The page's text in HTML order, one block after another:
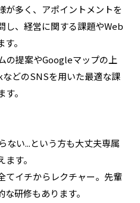
が多く、アポイントメントを
し、経営に関する課題やWeb
。
の提案やGoogleマップの上
どのSNSを用いた最適な課
。
ない...という方も大丈夫専属
す。
てイチからレクチャー。先輩
研修もあります。